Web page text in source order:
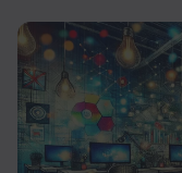
Список
начинающих
приложений
Резюме